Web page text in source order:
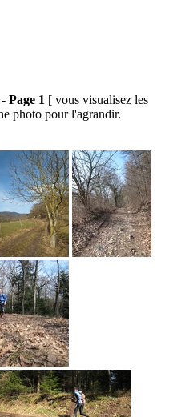
Page 1 [ vous visualisez les
photo pour l'agrandir.